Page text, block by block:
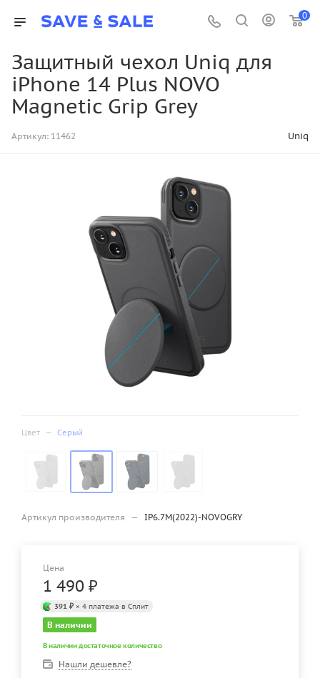
0
Защитный чехол Uniq для
iPhone 14 Plus NOVO
Magnetic Grip Grey
Артикул: 11462 Uniq
Цвет — Серый
Артикул производителя — IP6.7M(2022)-NOVOGRY
Цена
1 490 ₽
391 ₽ × 4 платежа в Сплит
В наличии
В наличии достаточное количество
Нашли дешевле?